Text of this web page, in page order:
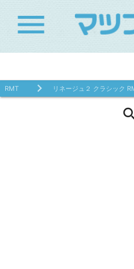
menu
RMT リネージュ２ クラシック